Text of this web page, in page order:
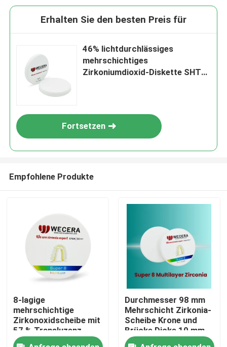
Zu Hause
Produkte
Videos
Erhalten Sie den besten Preis für
46% lichtdurchlässiges
mehrschichtiges
Zirkoniumdioxid-Diskette SHT
Fortsetzen
Empfohlene Produkte
8-lagige
mehrschichtige
Zirkonoxidscheibe mit
57 % Transluzenz,
geeignet für
Durchmesser 98 mm
Mehrschicht Zirkonia-
Scheibe Krone und
Brücke Dicke 10 mm
12 mm 14 mm 16 mm